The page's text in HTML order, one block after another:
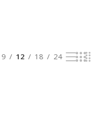
9 12 18 24